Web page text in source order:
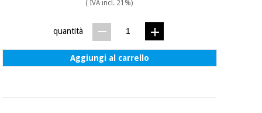
( IVA incl. 21%)
quantità
Aggiungi al carrello